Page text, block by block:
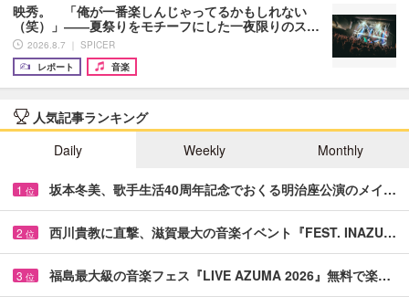
映秀。 「俺が一番楽しんじゃってるかもしれない
（笑）」――夏祭りをモチーフにした一夜限りのス…
2026.8.7 ｜ SPICER
レポート
音楽
人気記事ランキング
Daily
Weekly Monthly
1 位 坂本冬美、歌手生活40周年記念でおくる明治座公演のメイ…
2 位 西川貴教に直撃、滋賀最大の音楽イベント『FEST. INAZU…
3 位 福島最大級の音楽フェス『LIVE AZUMA 2026』無料で楽…